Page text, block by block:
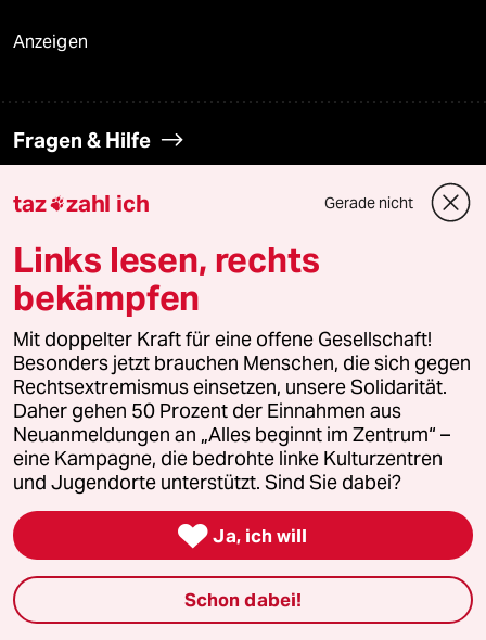
Anzeigen
Fragen & Hilfe
Feedback
Aboservice
ePaper Login
Downloads für Abonnierende
© 2026 taz Verlags und Vertriebs GmbH
Alle Rechte vorbehalten. Bei rechtlichen Fragen oder für Genehmigungen
wenden Sie sich bitte an
Feedback Redaktionsstatut Kommune-Richtlinien KI-
Leitlinie Informant Datenschutz Impressum AGB
taz zahl ich Gerade nicht
Links lesen, rechts
bekämpfen
Mit doppelter Kraft für eine offene Gesellschaft!
Besonders jetzt brauchen Menschen, die sich gegen
Rechtsextremismus einsetzen, unsere Solidarität.
Daher gehen 50 Prozent der Einnahmen aus
Neuanmeldungen an „Alles beginnt im Zentrum“ –
eine Kampagne, die bedrohte linke Kulturzentren
und Jugendorte unterstützt. Sind Sie dabei?
 Ja, ich will
Schon dabei!